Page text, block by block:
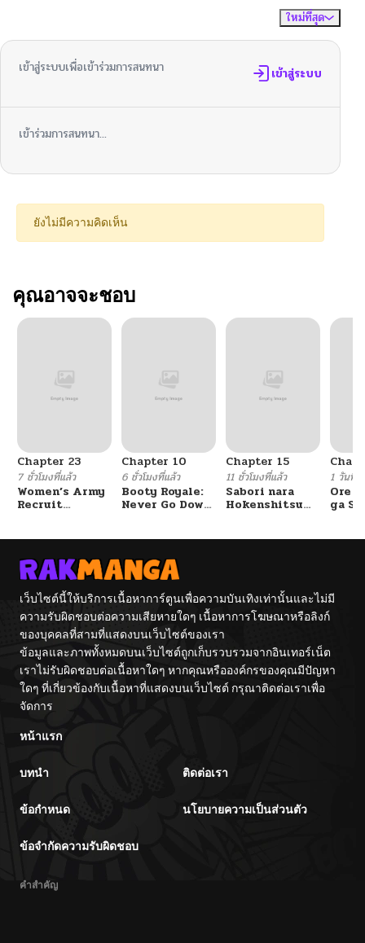
ใหม่ที่สุด
เข้าสู่ระบบเพื่อเข้าร่วมการสนทนา เข้าสู่ระบบ
เข้าร่วมการสนทนา...
ยังไม่มีความคิดเห็น
คุณอาจจะชอบ
Chapter 23
7 ชั่วโมงที่แล้ว
Women’s Army
Recruit
Chapter 10
6 ชั่วโมงที่แล้ว
Booty Royale:
Never Go Down
Chapter 15
11 ชั่วโมงที่แล้ว
Sabori nara
Hokenshitsu
1 วันที่แ
Ore
ga
Tag
เว็บไซต์นี้ให้บริการเนื้อหาการ์ตูนเพื่อความบันเทิงเท่านั้นและไม่มี
ความรับผิดชอบต่อความเสียหายใดๆ เนื้อหาการโฆษณาหรือลิงก์
ของบุคคลที่สามที่แสดงบนเว็บไซต์ของเรา
ข้อมูลและภาพทั้งหมดบนเว็บไซต์ถูกเก็บรวบรวมจากอินเทอร์เน็ต
เราไม่รับผิดชอบต่อเนื้อหาใดๆ หากคุณหรือองค์กรของคุณมีปัญหา
ใดๆ ที่เกี่ยวข้องกับเนื้อหาที่แสดงบนเว็บไซต์ กรุณาติดต่อเราเพื่อ
จัดการ
หน้าแรก
บทนำ ติดต่อเรา
ข้อกำหนด นโยบายความเป็นส่วนตัว
ข้อจำกัดความรับผิดชอบ
คำสำคัญ